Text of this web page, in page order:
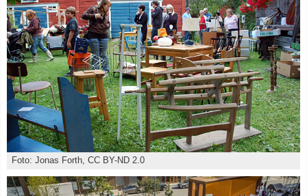
Foto: Jonas Forth, CC BY-ND 2.0